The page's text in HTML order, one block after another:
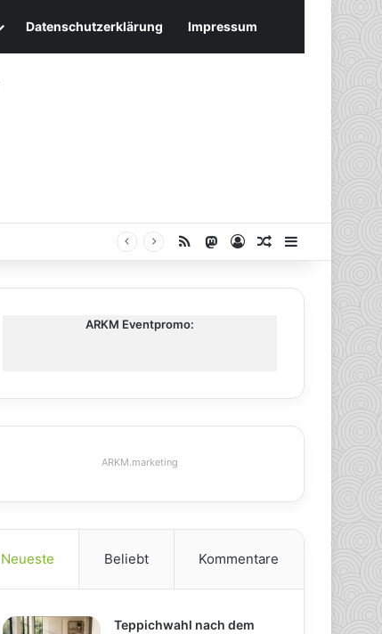
Datenschutzerklärung Impressum
RSS Mastodon
AnmeldenZufälliger
ARKM Eventpromo:
ARKM.marketing
Neueste Beliebt Kommentare
Teppichwahl nach dem